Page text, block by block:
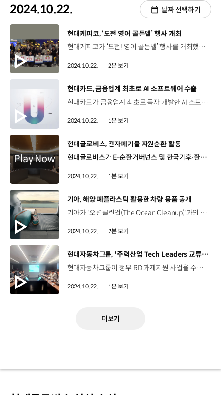
2024.10.22. 날짜 선택하기
[동영상]
현대케피코, ‘도전 영어 골든벨’ 행사 개최
현대케피코가 ‘도전! 영어 골든벨’ 행사를 개최했습니다. 도전! 영어 골든벨은 지난해 자체 개발한 현대케피코 특화 어학 교재를 기반으로 출제된 영어 퀴즈를 풀며 최고수를 가리는 자리인데요, 참가자들의 치열한 경쟁 끝에 최종 골든벨을 울린 영예의 주인공이 탄생했습니다. 신동선 책임매니저/ 현대케피코 ICT정보화팀쟁쟁한 경쟁자분들을 제치고 우승을 하게 됐는데 실력이라기 보다 운이 좋았던 것 같습니다 앞으로도 영어 공부 열심히 하고 이렇게 좋은 행사 마련해주신 회사에 다시 한번 감사 말씀드립니다. 한편 참가자들은 퀴즈 뿐만 아니라 장기자랑과 축하공연 등 다양한 콘텐츠들을 즐기며 순위와 관계없이 한 마음으로 즐거운 추억을 남겼습니다. 현대케피코는 임직원의 글로벌 역량을 향상시키기 위해 사내 원포인트 클래스, 튜터링, 영어집중과정 등 다양한 프로그램을 운영 중인데요 앞으로도 임직원에게 실질적 도움이 되는 어학 프로그램 확대에 더욱 힘쓸 예정입니다.
2024.10.22. 2분 보기
[동영상]
현대카드, 금융업계 최초로 AI 소프트웨어 수출
현대카드가 금융업계 최초로 독자 개발한 AI 소프트웨어인 유니버스(UNIVERSE)를 일본 빅3 신용카드사 SMCC에 수출하는 계약을 체결했습니다. 유니버스는 현대카드가 자체 개발한 데이터 사이언스 기반 고객 초개인화 AI 플랫폼인데요, '태그'를 통해 개인의 행동과 성향, 상태를 예측해 고객을 직접 타기팅 할 수 있고, 업종 상관없이 비즈니스 전 영역에 적용 가능한 것이 특징입니다. 현대카드의 이번 수출은 대한민국 금융사 중 첫 번째 '업의 전환' 사례가 됐다는 점에서 의미가 깊은데요, 이로써 현대카드는 독자 기술로 AI 소프트웨어를 개발하고 수출까지 한 대한민국 최초의 금융사로 입지를 확고히 하게 됐습니다.
2024.10.22. 1분 보기
[동영상]
현대글로비스, 전자폐기물 자원순환 활동
현대글로비스가 E-순환거버넌스 및 한국기후∙환경네트워크와 ‘E-Waste Zero, 탄소중립 및 환경경영 실천을 위한 업무협약(MOU)’을 체결했습니다. E-순환거버넌스는 국내 유일의 폐전기·전자제품 재활용공제조합인데요, 협약에 따라 현대글로비스는 E-순환거버넌스가 추진하는 '모두비움, ESG나눔' 자원순환 활동에 적극 참여하게 됩니다. 현대글로비스는 지난달 ‘자원순환의 날’ 캠페인을 전개하며 사업장과 임직원들의 가정에서 발생한 폐전자제품 총 200대 이상을 수집했는데요, 해당 제품들은 E-순환거버넌스에서 무상으로 수거하고, 품목별로 적정 처리공정을 거쳐 철, 구리, 알루미늄 등으로 분리해 재자원화 될 예정입니다.
2024.10.22. 1분 보기
[동영상]
기아, 해양 폐플라스틱 활용한 차량 용품 공개
기아가 '오션클린업(The Ocean Cleanup)'과의 협업을 통해 해양 폐플라스틱을 활용한 자동차 용품인 EV3 전용 한정판 트렁크 라이너를 선보였습니다. 오션클린업은 플라스틱 없는 바다를 목표로 해양 플라스틱 및 쓰레기 제거 활동을 하는 네덜란드 비영리단체인데요, 기아는 2022년, 오션클린업과 지속 가능한 지구를 만들기 위한 파트너십을 체결하고 해양 폐플라스틱 수거 및 재자원화 사업을 진행하고 있습니다. 이번에 공개한 EV3 전용 한정판 트렁크 라이너는 세계 최초로 태평양 거대 쓰레기 지대에서 수거한 후 추출한 해양 폐플라스틱으로 만든 차량 용품인데요, 재활용 해양 폐플라스틱 40%를 사용했으며, 기존 트렁크 라이너만큼 우수한 내구성과 품질을 자랑합니다. 한편, 기아는 향후 2030년까지 완성차의 재활용 플라스틱 사용률을 끌어올릴 계획이며 이외에도 차량 폐기 시 기후 영향을 최소화하기 위한 '재활용 선순환 체계'를 구축하고 활성화해 환경 보호에 한층 더 기여할 수 있도록 노력할 계획입니다.
2024.10.22. 2분 보기
[동영상]
현대자동차그룹, '주력산업 Tech Leaders 교류회' 개최
현대자동차그룹이 정부 RD 과제지원 사업을 주관하는 한국산업기술기획평가원과 ‘주력산업 Tech Leaders 교류회’를 개최했습니다. 지난 16일, 대한상공회의소에서 열린 이번 교류회에서 한국산업기술기획평가원은 정부 RD 과제 지원 프로세스와 미래자동차, 기계장비로봇, 방산 분야의 초격차 기술 및 내년도 정부의 RD 투자 방향 설명을 진행했습니다. 현대자동차그룹은 그룹사별 RD 방향과 국내 기술 경쟁력 강화를 위한 정부 RD 과제 지원 필요성 등에 대해 의견을 공유했는데요, 이번 교류회를 시작으로 현대자동차그룹은 지속적인 협업을 통해 국내 기술력 강화와 생태계 육성에 기여할 예정입니다.
2024.10.22. 1분 보기
더보기